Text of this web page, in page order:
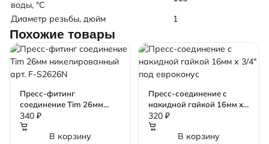
воды, °C
Диаметр резьбы, дюйм
1
Похожие товары
Пресс-фитинг
соединение Tim 26мм
никелированный арт. F-
S2626N
340 ₽
В корзину
Пресс-соединение с
накидной гайкой 16мм х
3/4" под евроконус
320 ₽
В корзину